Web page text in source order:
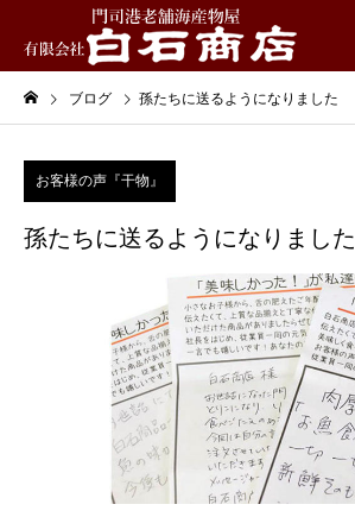
ブログ 孫たちに送るようになりました
お客様の声『干物』
孫たちに送るようになりました